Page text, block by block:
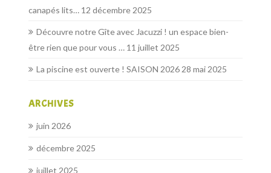
canapés lits… 12 décembre 2025
Découvre notre Gîte avec Jacuzzi ! un espace bien-
être rien que pour vous … 11 juillet 2025
La piscine est ouverte ! SAISON 2026 28 mai 2025
ARCHIVES
juin 2026
décembre 2025
juillet 2025